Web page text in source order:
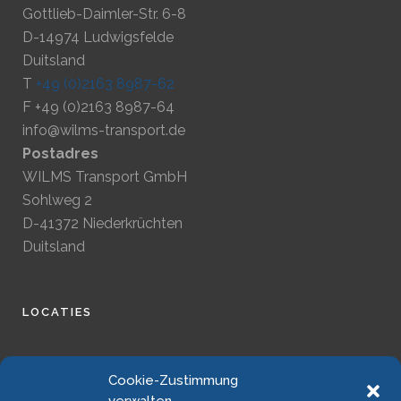
Cookie-Zustimmung
Gottlieb-Daimler-Str. 6-8
D-14974 Ludwigsfelde
Duitsland
T +49 (0)2163 8987-62
F +49 (0)2163 8987-64
info@wilms-transport.de
Postadres
WILMS Transport GmbH
Sohlweg 2
D-41372 Niederkrüchten
Duitsland
LOCATIES